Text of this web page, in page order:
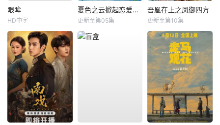
眼眸
HD中字
夏色之云掀起恋爱与风暴
更新至第05集
吾凰在上之凤御四方
更新至第10集